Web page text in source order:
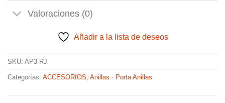
Valoraciones (0)
Añadir a la lista de deseos
SKU: AP3-RJ
Categorías: ACCESORIOS Anillas · Porta Anillas